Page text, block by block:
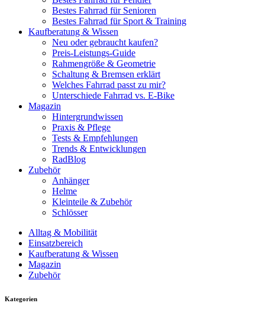
Bestes Fahrrad für Senioren
Bestes Fahrrad für Sport & Training
Kaufberatung & Wissen
Neu oder gebraucht kaufen?
Preis-Leistungs-Guide
Rahmengröße & Geometrie
Schaltung & Bremsen erklärt
Welches Fahrrad passt zu mir?
Unterschiede Fahrrad vs. E-Bike
Magazin
Hintergrundwissen
Praxis & Pflege
Tests & Empfehlungen
Trends & Entwicklungen
RadBlog
Zubehör
Anhänger
Helme
Kleinteile & Zubehör
Schlösser
Alltag & Mobilität
Einsatzbereich
Kaufberatung & Wissen
Magazin
Zubehör
Kategorien